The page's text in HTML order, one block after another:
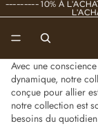
--------- 10% À
Avec une
dynamique, notre
conçue pour allier
notre collection est
besoins du